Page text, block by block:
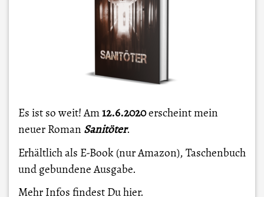
Es ist so weit! Am12.6.2020erscheint mein
neuer Roman Sanitöter.
Erhältlich als E-Book (nur Amazon), Taschenbuch
und gebundene Ausgabe.
Mehr Infos findest Duhier.